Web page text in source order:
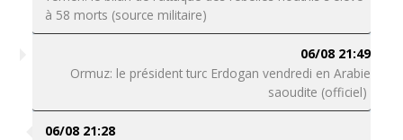
à 58 morts (source militaire)
06/08 21:49
Ormuz: le président turc Erdogan vendredi en Arabie
saoudite (officiel)
06/08 21:28